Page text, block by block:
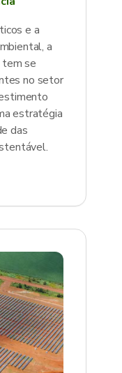
e a
a
tem se
no setor
estratégia
das